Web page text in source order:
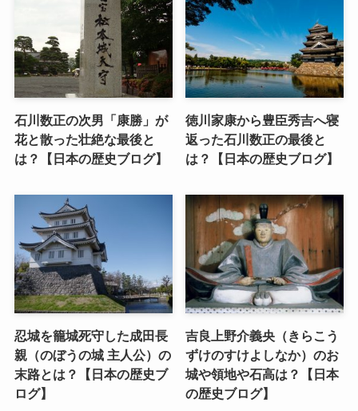
石川数正の次男「康勝」が
花と散った壮絶な最後と
は？【日本の歴史ブログ】
徳川家康から豊臣秀吉へ寝
返った石川数正の最後と
は？【日本の歴史ブログ】
忍城を籠城死守した成田長
親（のぼうの城 主人公）の
末路とは？【日本の歴史ブ
ログ】
吉良上野介義央（きらこう
ずけのすけよしなか）のお
城や領地や石高は？【日本
の歴史ブログ】